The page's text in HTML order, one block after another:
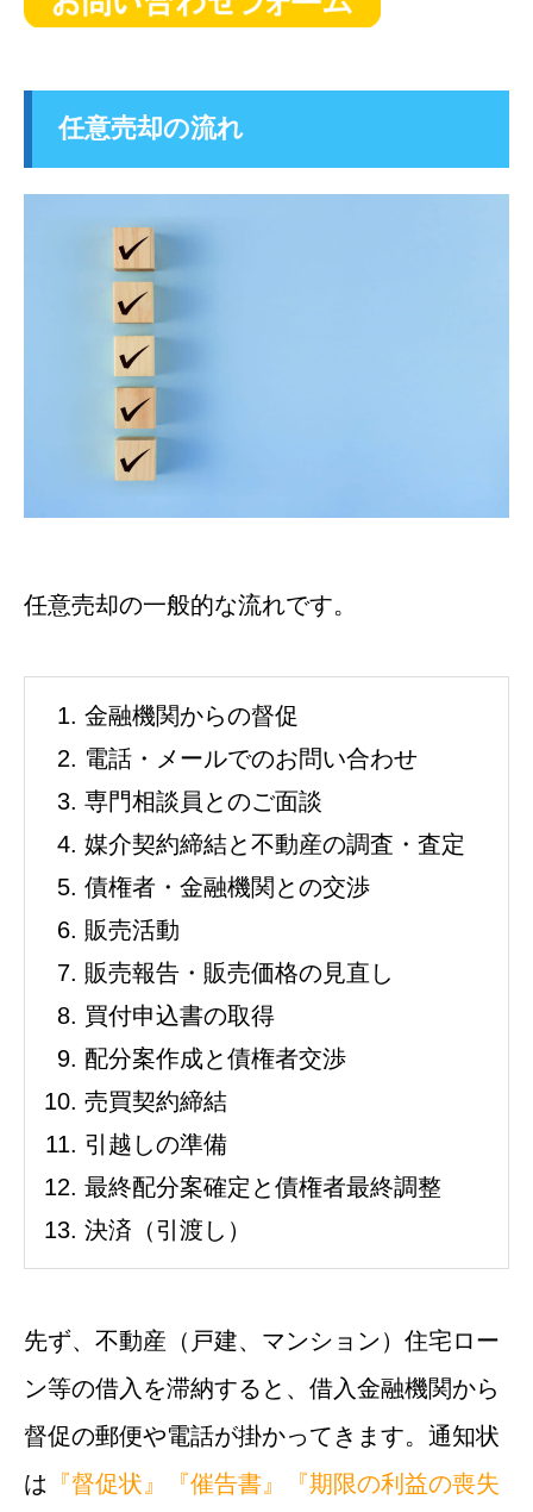
任意売却の流れ
任意売却の一般的な流れです。
金融機関からの督促
電話・メールでのお問い合わせ
専門相談員とのご面談
媒介契約締結と不動産の調査・査定
債権者・金融機関との交渉
販売活動
販売報告・販売価格の見直し
買付申込書の取得
配分案作成と債権者交渉
売買契約締結
引越しの準備
最終配分案確定と債権者最終調整
決済（引渡し）
先ず、不動産（戸建、マンション）住宅ロー
ン等の借入を滞納すると、借入金融機関から
督促の郵便や電話が掛かってきます。通知状
は 『督促状』 『催告書』
『期限の利益の喪失